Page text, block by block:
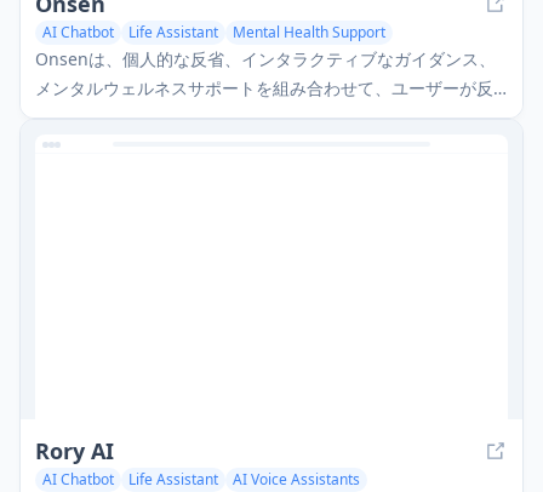
AI Chatbot Life Assistant Mental Health Support
Onsenは、個人的な反省、インタラクティブなガイダンス、
メンタルウェルネスサポートを組み合わせて、ユーザーが反
省し、成長し、繁栄するのを助けるAI駆動のジャーナリング
アプリです。
Rory AI
AI Chatbot Life Assistant AI Voice Assistants